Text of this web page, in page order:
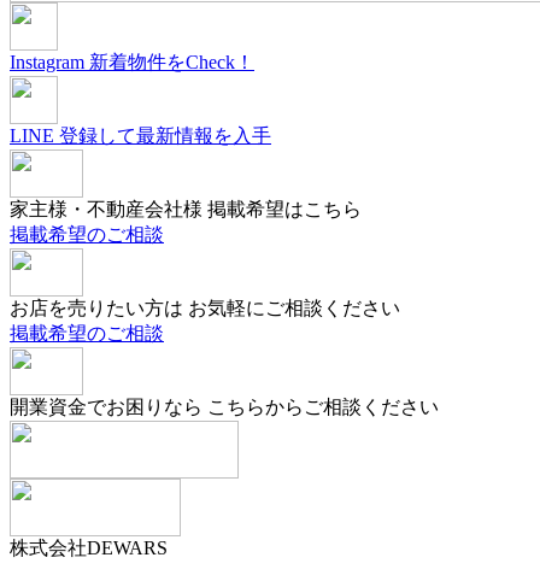
Instagram 新着物件をCheck！
LINE 登録して最新情報を入手
家主様・不動産会社様 掲載希望はこちら
掲載希望のご相談
お店を売りたい方は お気軽にご相談ください
掲載希望のご相談
開業資金でお困りなら こちらからご相談ください
株式会社DEWARS